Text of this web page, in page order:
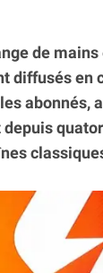
de
diffusés en
abonnés,